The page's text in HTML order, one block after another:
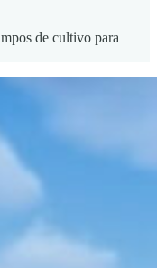
de cultivo para